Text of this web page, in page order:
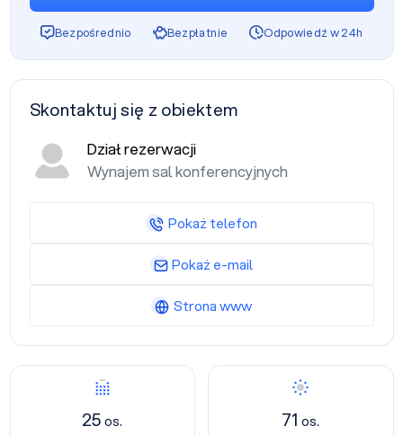
25os. 71os.
Bezpośrednio Bezpłatnie Odpowiedź w 24h
Skontaktuj się z obiektem
Dział rezerwacji
Wynajem sal konferencyjnych
Pokaż telefon
Pokaż e-mail
Strona www